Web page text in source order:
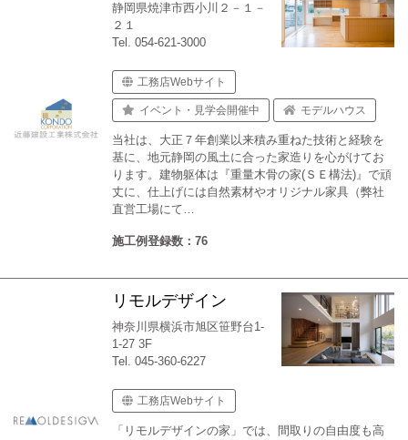
静岡県焼津市西小川２－１－
２１
Tel. 054-621-3000
工務店Webサイト
イベント・見学会開催中 モデルハウス
当社は、大正７年創業以来積み重ねた技術と経験を
基に、地元静岡の風土に合った家造りを心がけてお
ります。建物躯体は『重量木骨の家(ＳＥ構法)』で頑
丈に、仕上げには自然素材やオリジナル家具（弊社
直営工場にて…
施工例登録数：76
リモルデザイン
神奈川県横浜市旭区笹野台1-
1-27 3F
Tel. 045-360-6227
工務店Webサイト
「リモルデザインの家」では、間取りの自由度も高